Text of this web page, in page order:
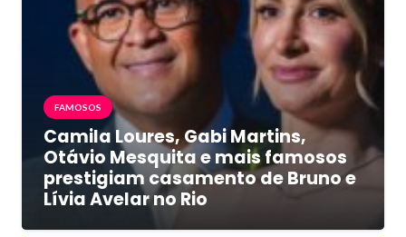
FAMOSOS
Camila Loures, Gabi Martins,
Otávio Mesquita e mais famosos
prestigiam casamento de Bruno e
Lívia Avelar no Rio